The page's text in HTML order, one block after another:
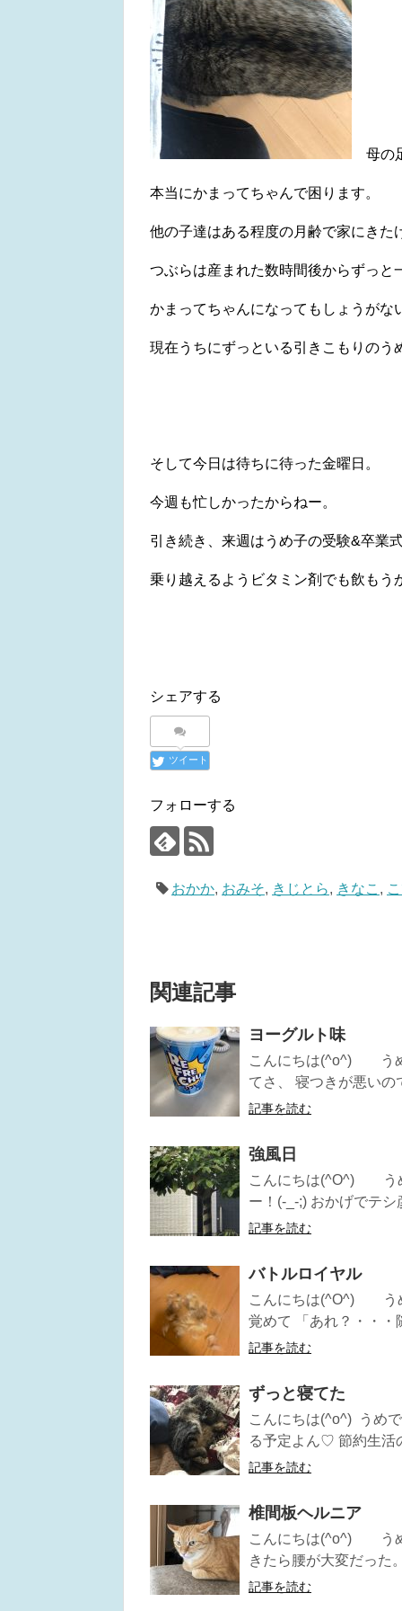
母の
本当にかまってちゃんで困ります。
他の子達はある程度の月齢で家にきた
つぶらは産まれた数時間後からずっと
かまってちゃんになってもしょうがな
現在うちにずっといる引きこもりのう
そして今日は待ちに待った金曜日。
今週も忙しかったからねー。
引き続き、来週はうめ子の受験&卒業
乗り越えるようビタミン剤でも飲もう
シェアする
ツイート
フォローする
おかか, おみそ, きじとら, きなこ ,
関連記事
ヨーグルト味
こんにちは(^o^) うめ
てさ、 寝つきが悪いの
記事を読む
強風日
こんにちは(^O^) うめ
ー！(-_-;) おかげでテ
記事を読む
バトルロイヤル
こんにちは(^O^) うめ
覚めて 「あれ？・・・
記事を読む
ずっと寝てた
こんにちは(^o^) うめ
る予定よん♡ 節約生活
記事を読む
椎間板ヘルニア
こんにちは(^o^) うめ
きたら腰が大変だった
記事を読む